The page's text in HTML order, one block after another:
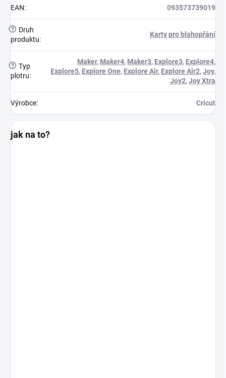
EAN: 093573739019
?
Druh
produktu:
Karty pro blahopřání
? Typ
plotru:
Maker, Maker4, Maker3, Explore3, Explore4,
Explore5, Explore One, Explore Air, Explore Air2,Joy,
Joy2,Joy Xtra
Výrobce: Cricut
jak na to?